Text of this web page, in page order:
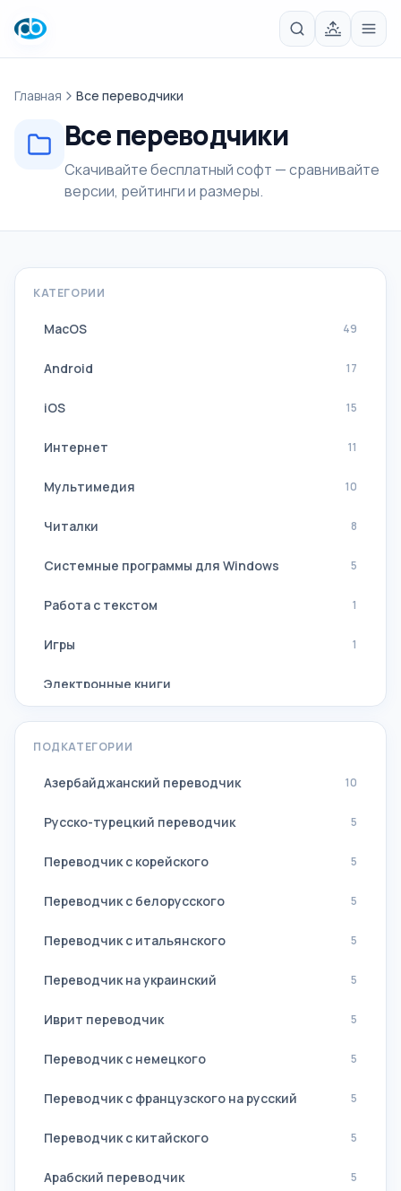
Главная Все переводчики
Все переводчики
Скачивайте бесплатный софт — сравнивайте
версии, рейтинги и размеры.
КАТЕГОРИИ
MacOS 49
Android 17
iOS 15
Интернет 11
Мультимедия 10
Читалки 8
Системные программы для Windows 5
Работа с текстом 1
Игры 1
Электронные книги
Навигация, GPS
ПОДКАТЕГОРИИ
Азербайджанский переводчик 10
Русско-турецкий переводчик 5
Переводчик с корейского 5
Переводчик с белорусского 5
Переводчик с итальянского 5
Переводчик на украинский 5
Иврит переводчик 5
Переводчик с немецкого 5
Переводчик с французского на русский 5
Переводчик с китайского 5
Арабский переводчик 5